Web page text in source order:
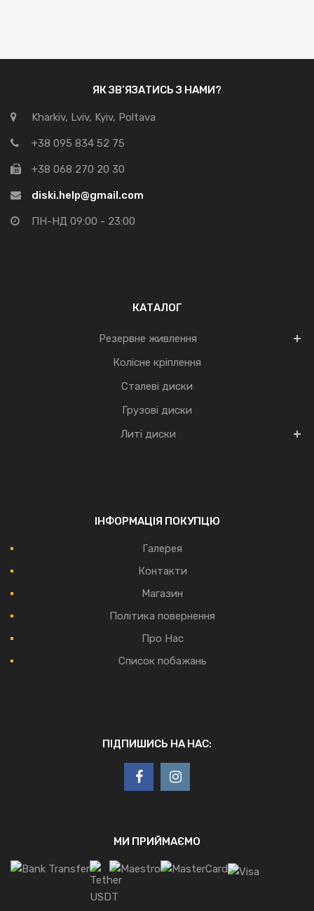
ЯК ЗВ’ЯЗАТИСЬ З НАМИ?
Kharkiv, Lviv, Kyiv, Poltava
+38 095 834 52 75
+38 068 270 20 30
diski.help@gmail.com
ПН-НД 09:00 - 23:00
КАТАЛОГ
Резервне живлення
Колісне кріплення
Сталеві диски
Грузові диски
Литі диски
ІНФОРМАЦІЯ ПОКУПЦЮ
Галерея
Контакти
Магазин
Політика повернення
Про Нас
Список побажань
ПІДПИШИСЬ НА НАС:
МИ ПРИЙМАЄМО